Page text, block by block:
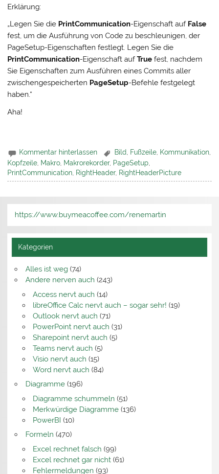
Erklärung:
„Legen Sie die PrintCommunication-Eigenschaft auf False
fest, um die Ausführung von Code zu beschleunigen, der
PageSetup-Eigenschaften festlegt. Legen Sie die
PrintCommunication-Eigenschaft aufTrue fest, nachdem
Sie Eigenschaften zum Ausführen eines Commits aller
zwischengespeicherten PageSetup-Befehle festgelegt
haben.“
Aha!
Kommentar hinterlassen Bild, Fußzeile, Kommunikation,
Kopfzeile Makro Makrorekorder, PageSetup
PrintCommunication RightHeader, RightHeaderPicture
https://www.buymeacoffee.com/renemartin
Kategorien
Alles ist weg(74)
Andere nerven auch (243)
Access nervt auch (14)
libreOffice Calc nervt auch – sogar sehr! (19)
Outlook nervt auch (71)
PowerPoint nervt auch (31)
Sharepoint nervt auch (5)
Teams nervt auch (5)
Visio nervt auch (15)
Word nervt auch (84)
Diagramme(196)
Diagramme schummeln (51)
Merkwürdige Diagramme(136)
PowerBI (10)
Formeln (470)
Excel rechnet falsch (99)
Excel rechnet gar nicht(61)
Fehlermeldungen (93)